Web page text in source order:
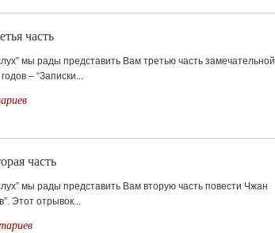
часть
мы рады представить Вам третью часть замечательной
– “Записки...
часть
мы рады представить Вам вторую часть повести Чжан
Этот отрывок...